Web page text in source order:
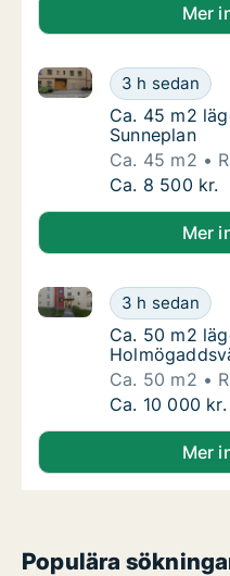
Mer
Ca. 45 m2
3 h sedan
Ca. 45 m2 lägenhet
Ca. 45 m2
Ca. 45 m2
Sunneplan
Ca. 45 m2
Ca. 45 m2
Ca. 8 500 kr.
Mer
Ca. 50 m2
3 h sedan
Ca. 50 m2 lägenhet
Ca. 50 m2
Ca. 50 m2
Ca. 50 m2
Ca. 50 m2
Ca. 10 000 kr.
Mer
Populära